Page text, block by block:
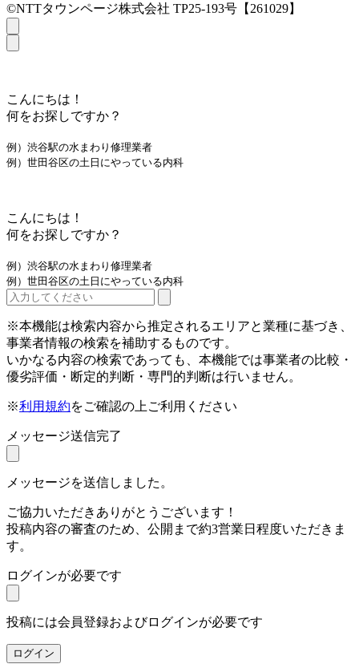
©NTTタウンページ株式会社 TP25-193号【261029】
こんにちは！
何をお探しですか？
例）渋谷駅の水まわり修理業者
例）世田谷区の土日にやっている内科
こんにちは！
何をお探しですか？
例）渋谷駅の水まわり修理業者
例）世田谷区の土日にやっている内科
※本機能は検索内容から推定されるエリアと業種に基づき、
事業者情報の検索を補助するものです。
いかなる内容の検索であっても、本機能では事業者の比較・
優劣評価・断定的判断・専門的判断は行いません。
※利用規約をご確認の上ご利用ください
メッセージ送信完了
メッセージを送信しました。
ご協力いただきありがとうございます！
投稿内容の審査のため、公開まで約3営業日程度いただきま
す。
ログインが必要です
投稿には会員登録およびログインが必要です
ログイン